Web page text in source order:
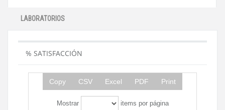
LABORATORIOS
% SATISFACCIÓN
Copy CSV Excel PDF Print
Mostrar items por página